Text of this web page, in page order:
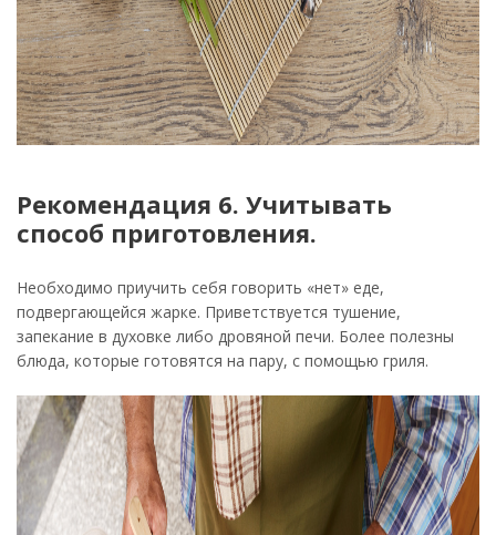
Рекомендация 6. Учитывать
способ приготовления.
Необходимо приучить себя говорить «нет» еде,
подвергающейся жарке. Приветствуется тушение,
запекание в духовке либо дровяной печи. Более полезны
блюда, которые готовятся на пару, с помощью гриля.